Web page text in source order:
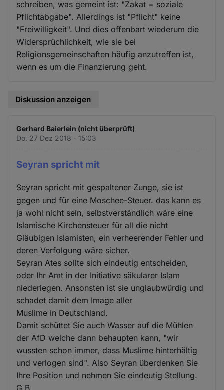
schreiben, was gemeint ist: "Zakat = soziale
Pflichtabgabe". Allerdings ist "Pflicht" keine
"Freiwilligkeit". Und dies offenbart wiederum die
Widersprüchlichkeit, wie sie bei
Religionsgemeinschaften häufig anzutreffen ist,
wenn es um die Finanzierung geht.
Diskussion anzeigen
Gerhard Baierlein (nicht überprüft)
Do. 27 Dez 2018 - 15:03
Seyran spricht mit
Seyran spricht mit gespaltener Zunge, sie ist
gegen und für eine Moschee-Steuer. das kann es
ja wohl nicht sein, selbstverständlich wäre eine
Islamische Kirchensteuer für all die nicht
Gläubigen Islamisten, ein verheerender Fehler und
deren Verfolgung wäre sicher.
Seyran Ates sollte sich eindeutig entscheiden,
oder Ihr Amt in der Initiative säkularer Islam
niederlegen. Ansonsten ist sie unglaubwürdig und
schadet damit dem Image aller
Muslime in Deutschland.
Damit schüttet Sie auch Wasser auf die Mühlen
der AfD welche dann behaupten kann, "wir
wussten schon immer, dass Muslime hinterhältig
und verlogen sind". Also Seyran überdenken Sie
Ihre Position und nehmen Sie eindeutig Stellung.
G.B.